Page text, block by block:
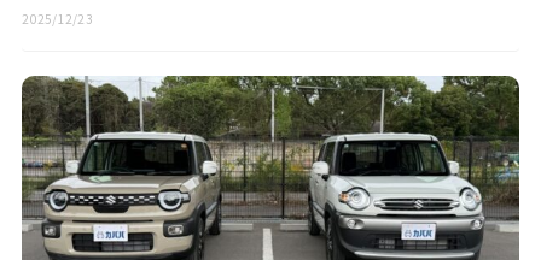
2025/12/23